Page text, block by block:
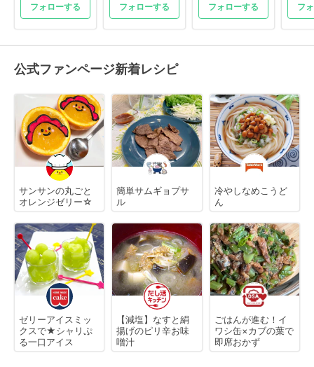
フォローする フォローする フォローする フ
公式ファンページ新着レシピ
サンサンの丸ごと
オレンジゼリー☆
簡単サムギョプサ
ル
冷やしなめこうど
ん
ゼリーアイスミッ
クスで★シャリぷ
る一口アイス
【減塩】なすと絹
揚げのピリ辛お味
噌汁
ごはんが進む！イ
ワシ缶×カブの葉で
即席おかず